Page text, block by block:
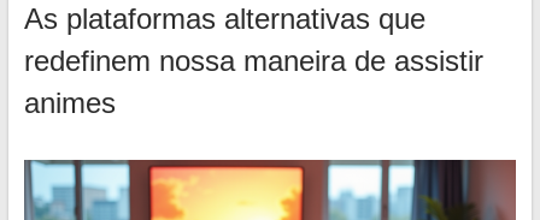
As plataformas alternativas que
redefinem nossa maneira de assistir
animes